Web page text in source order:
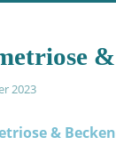
2023